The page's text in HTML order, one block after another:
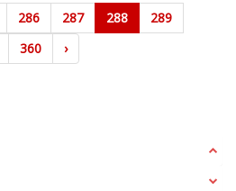
286 287 288
289
360 ›